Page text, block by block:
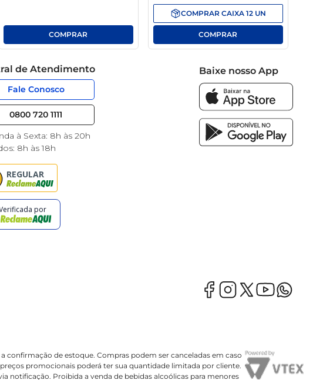
COMPRAR CAIXA 12 UN
de Atendimento
Fale Conosco
0800 720 1111
à Sexta: 8h às 20h
8h às 18h
Baixe nosso App
confirmação de estoque. Compras podem ser canceladas em caso
promocionais poderá ter sua quantidade limitada por cliente.
notificação. Proibida a venda de bebidas alcoólicas para menores